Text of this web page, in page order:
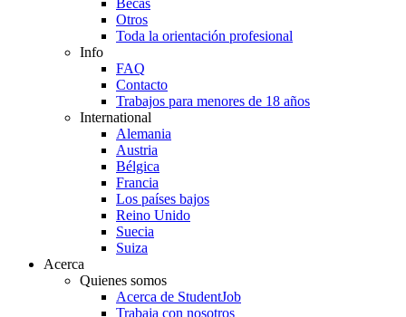
Becas
Otros
Toda la orientación profesional
Info
FAQ
Contacto
Trabajos para menores de 18 años
International
Alemania
Austria
Bélgica
Francia
Los países bajos
Reino Unido
Suecia
Suiza
Acerca
Quienes somos
Acerca de StudentJob
Trabaja con nosotros